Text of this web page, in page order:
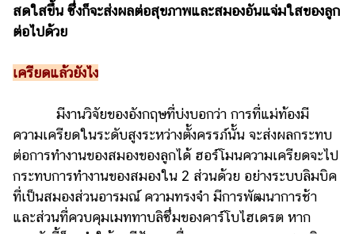
สดใสขึ้น ซึ่งก็จะส่งผลต่อสุขภาพและสมองอันแจ่มใสของลูก
ต่อไปด้วย
เครียดแล้วยังไง
มีงานวิจัยของอังกฤษที่บ่งบอกว่า การที่แม่ท้องมี
ความเครียดในระดับสูงระหว่างตั้งครรภ์นั้น จะส่งผลกระทบ
ต่อการทำงานของสมองของลูกได้ ฮอร์โมนความเครียดจะไป
กระทบการทำงานของสมองใน 2 ส่วนด้วย อย่างระบบลิมบิค
ที่เป็นสมองส่วนอารมณ์ ความทรงจำ มีการพัฒนาการช้า
และส่วนที่ควบคุมเมททาบลิซึ่มของคาร์โบไฮเดรต หาก